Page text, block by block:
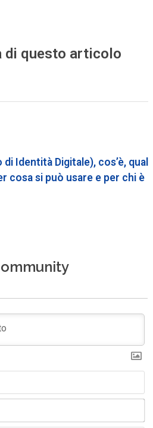
questo articolo
Identità Digitale), cos’è, qual
cosa si può usare e per chi è